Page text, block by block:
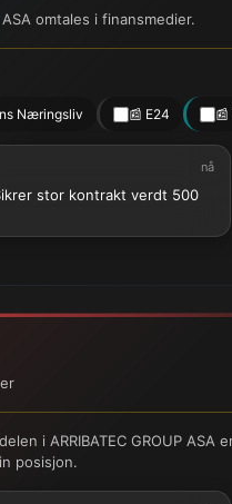
ASA omtales i finansmedier.
Næringsliv 📰 E24
nå
stor kontrakt verdt 500
i ARRIBATEC GROUP ASA
posisjon.